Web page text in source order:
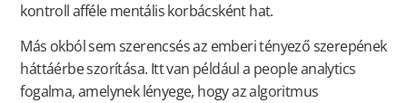
kontroll afféle mentális korbácsként hat.
Más okból sem szerencsés az emberi tényező szerepének
háttáérbe szorítása. Itt van például a people analytics
fogalma, amelynek lényege, hogy az algoritmus